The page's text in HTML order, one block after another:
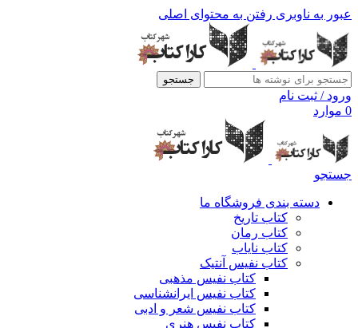
عبور به ناوبری رفتن به محتوای اصلی
جستجو
ورود / ثبت نام
0 موارد
جستجو
دسته بندی فروشگاه ما
کتاب تاریخ
کتاب رمان
کتاب نایاب
کتاب نفیس آنتیک
کتاب نفیس مذهبی
کتاب نفیس ایرانشناسی
کتاب نفیس شعر و ادبی
کتاب نفیس هنری